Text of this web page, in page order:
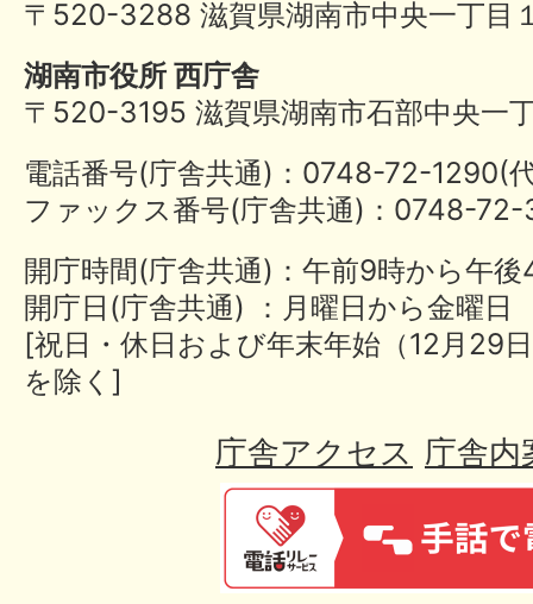
〒520-3288 滋賀県湖南市中央一丁目
湖南市役所 西庁舎
〒520-3195 滋賀県湖南市石部中央一
電話番号(庁舎共通)：0748-72-
ファックス番号(庁舎共通)：0748-
開庁時間(庁舎共通)：午前9時から午
開庁日(庁舎共通) ：月曜日から金曜日
[祝日・休日および年末年始（12月29
を除く]
庁舎アクセス 庁舎内